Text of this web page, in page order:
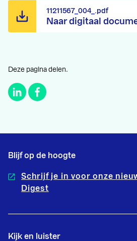
Naar digitaal
11211567_004_.pdf
Deze pagina delen.
Blijf op de hoogte
Schrijf je in voor onze
Digest
Kijk en luister